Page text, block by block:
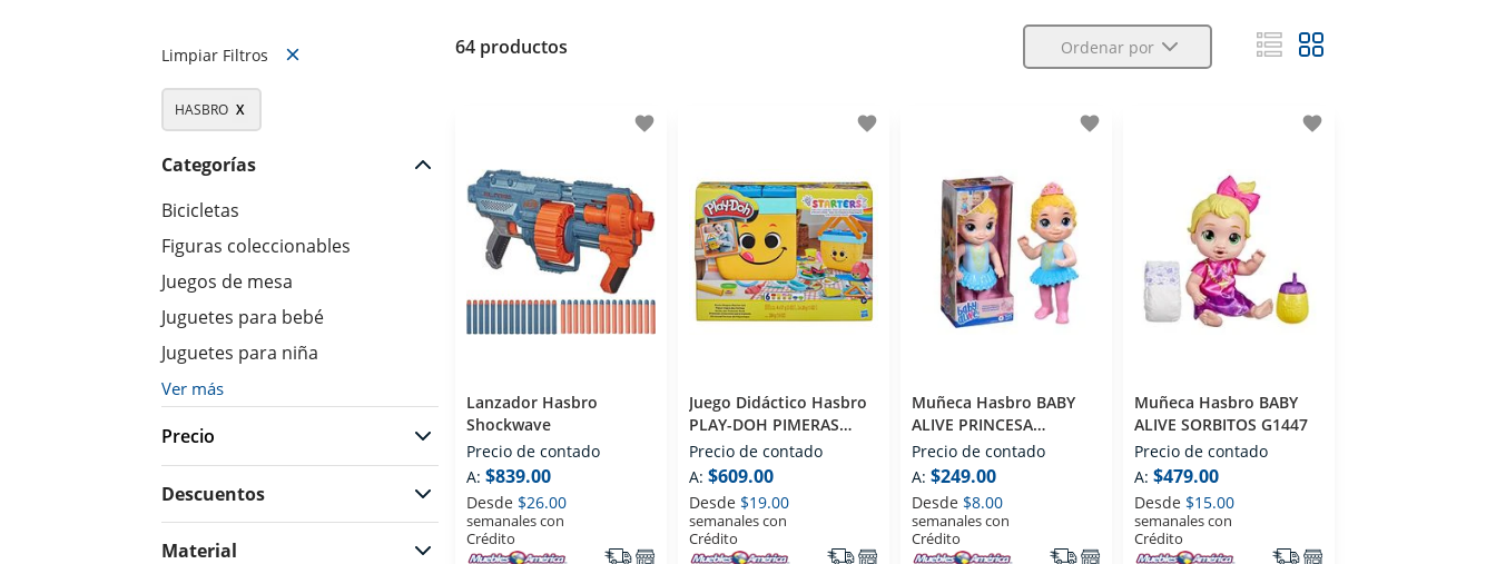
Limpiar Filtros
HASBRO X
Categorías
Bicicletas
Figuras coleccionables
Juegos de mesa
Juguetes para bebé
Juguetes para niña
Ver más
Precio
$24 $6499
Descuentos
Material
64 productos Ordenar por
favorite
Lanzador Hasbro
Shockwave
Precio de contado
A: $839.00
Desde $26.00
semanales con
Crédito
favorite
Juego Didáctico Hasbro
PLAY-DOH PIMERAS
CREACIONES PARA EL
PIC NIC F6916
Precio de contado
A: $609.00
Desde $19.00
semanales con
Crédito
favorite
Muñeca Hasbro BABY
ALIVE PRINCESA
BAILARINA F9122
Precio de contado
A: $249.00
Desde $8.00
semanales con
Crédito
favorite
Muñeca Hasbro BABY
ALIVE SORBITOS G1447
Precio de contado
A: $479.00
Desde $15.00
semanales con
Crédito